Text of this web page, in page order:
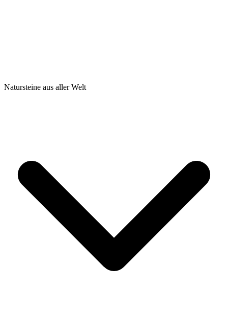
Natursteine aus aller Welt